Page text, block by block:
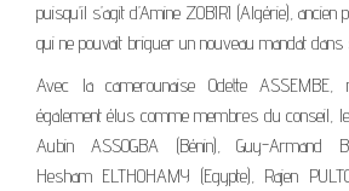
puisqu’il s’agit d’Amine ZOBIRI (Algérie),
qui ne pouvait briguer un nouveau mandat dans
Avec la camerounaise Odette
également élus comme membres du conseil,
Aubin ASSOGBA (Bénin), Guy-Armand
Hesham ELTHOHAMY (Egypte), Rajen